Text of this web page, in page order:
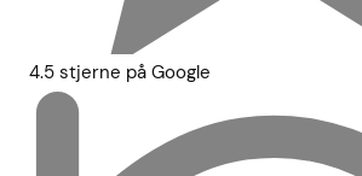
4.5 stjerne på Google